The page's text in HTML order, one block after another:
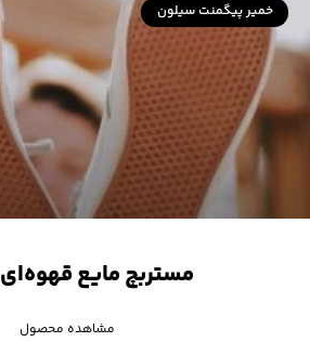
خمیر پیگمنت سیلون
مستربچ مایع قهوه‌ای ۴۴۲۶
مشاهده محصول